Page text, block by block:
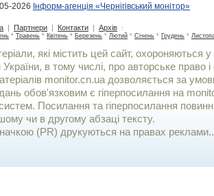
2026 Інформ-агенція «Чернігівський монітор»
| Партнери | Контакти | Архів :
* Травень * Квітень * Березень * Лютий * Січень * Грудень *
які містить цей сайт, охороняються у
в тому числі, про авторське право і
monitor.cn.ua дозволяється за
обов'язковим є гiперпосилання на
Посилання та гіперпосилання
чи в другому абзаці тексту.
(PR) друкуються на правах реклами..